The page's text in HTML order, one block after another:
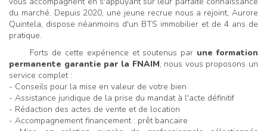
du marché. Depuis 2020, une jeune recrue nous a rejoint, Aurore
Quintela, dispose néanmoins d'un BTS immobilier et de 4 ans de
pratique.
Forts de cette expérience et soutenus par une formation
permanente garantie par la FNAIM, nous vous proposons un
service complet :
- Conseils pour la mise en valeur de votre bien
- Assistance juridique de la prise du mandat à l'acte définitif
- Rédaction des actes de vente et de location
- Accompagnement financement : prêt bancaire